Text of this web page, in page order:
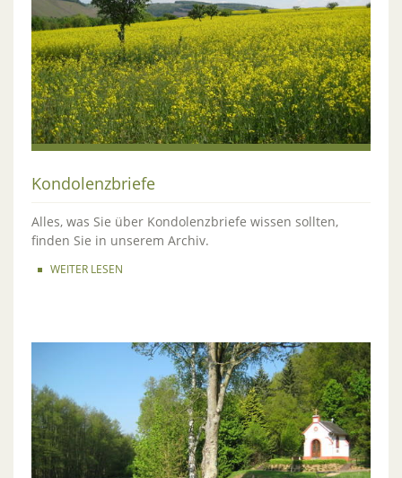
Kondolenzbriefe
Alles, was Sie über Kondolenzbriefe wissen sollten,
finden Sie in unserem Archiv.
WEITER LESEN